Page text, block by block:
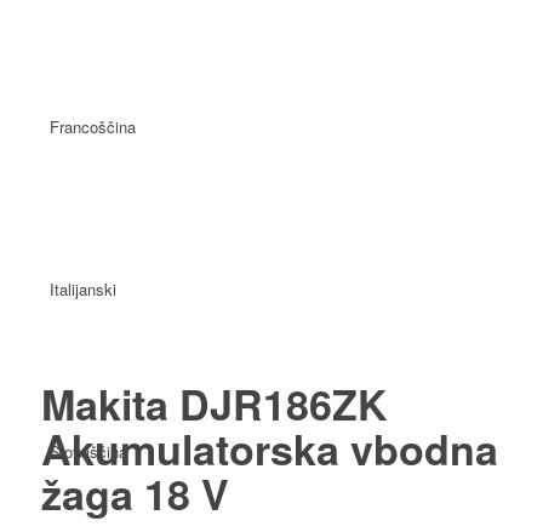
Francoščina
Italijanski
Slovaščina
Makita DJR186ZK
Akumulatorska vbodna
žaga 18 V